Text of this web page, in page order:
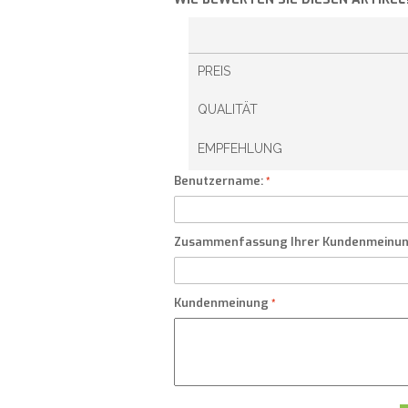
PREIS
QUALITÄT
EMPFEHLUNG
Benutzername:
Zusammenfassung Ihrer
Kundenmeinung